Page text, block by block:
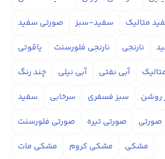
متالیک سفید-سبز
صورتی سفید
نارنجی نارنجی فلورسنت
یاقوتی
آبی نفتی آبی نیلی
چند رنگ
روشن سبز فسفری سرخابی
سفید
صورتی صورتی تیره
صورتی فلورسنت
مشکی
مشکی کروم مشکی مات